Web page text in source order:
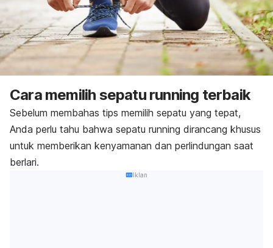
Cara memilih sepatu running terbaik
Sebelum membahas tips memilih sepatu yang tepat,
Anda perlu tahu bahwa sepatu running dirancang khusus
untuk memberikan kenyamanan dan perlindungan saat
berlari.
Iklan